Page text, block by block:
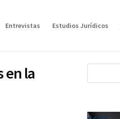
Entrevistas Estudios Jurídicos
en la